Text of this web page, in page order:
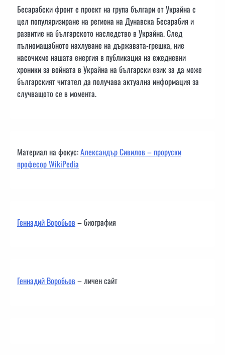
Бесарабски фронт е проект на група българи от Украйна с
цел популяризиране на региона на Дунавска Бесарабия и
развитие на българското наследство в Украйна. След
пълномащабното нахлуване на държавата-грешка, ние
насочихме нашата енергия в публикация на ежедневни
хроники за войната в Украйна на български език за да може
българският читател да получава актуална информация за
случващото се в момента.
Материал на фокус:Александър Сивилов – проруски
професор WikiPedia
Геннадий Воробьов– биография
Геннадий Воробьов– личен сайт